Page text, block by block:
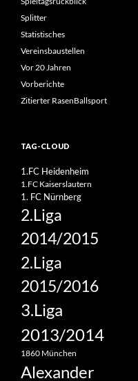
Splitter
Statistisches
Vereinsbaustellen
Vor 20 Jahren
Vorberichte
Zitierter RasenBallsport
TAG-CLOUD
1.FC Heidenheim
1.FC Kaiserslautern
1. FC Nürnberg
2.Liga
2014/2015
2.Liga
2015/2016
3.Liga
2013/2014
1860 München
Alexander